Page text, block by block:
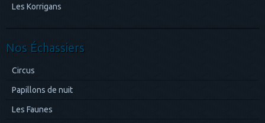
Les Korrigans
Nos Échassiers
Circus
Papillons de nuit
Les Faunes